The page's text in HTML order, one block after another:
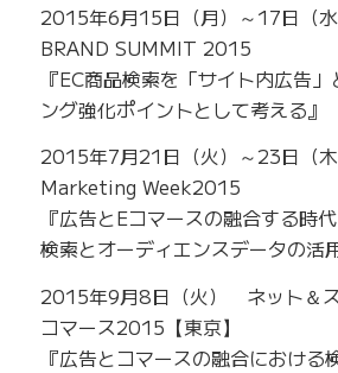
2015年6月15日（月）～17日（
BRAND SUMMIT 2015
『EC商品検索を「サイト内広告
ング強化ポイントとして考える』
2015年7月21日（火）～23日
Marketing Week2015
『広告とEコマースの融合する時
検索とオーディエンスデータの活
2015年9月8日（火） ネット＆ス
コマース2015【東京】
『広告とコマースの融合における